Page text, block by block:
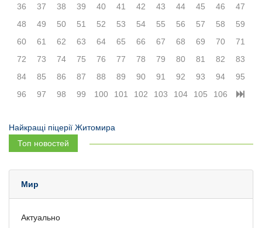
36
37 38 39 40 41 42 43 44 45 46
47
48
49 50 51 52 53 54 55 56 57 58
59
60
61 62 63 64 65 66 67 68 69 70
71
72
73 74 75 76 77 78 79 80 81 82
83
84
85 86 87 88 89 90 91 92 93 94
95
96
97 98 99 100 101 102 103 104 105 106
Найкращі піцерії Житомира
Топ новостей
Мир
Актуально